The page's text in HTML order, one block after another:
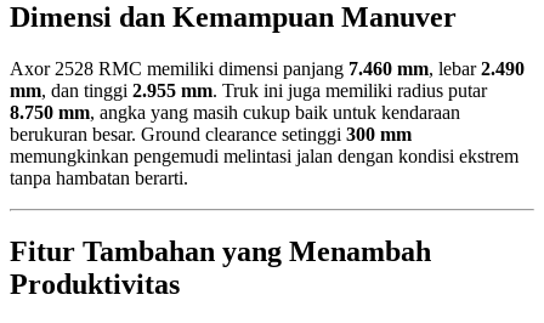
Dimensi dan Kemampuan Manuver
Axor 2528 RMC memiliki dimensi panjang 7.460 mm, lebar2.490
mm, dan tinggi 2.955 mm. Truk ini juga memiliki radius putar
8.750 mm, angka yang masih cukup baik untuk kendaraan
berukuran besar. Ground clearance setinggi 300 mm
memungkinkan pengemudi melintasi jalan dengan kondisi ekstrem
tanpa hambatan berarti.
Fitur Tambahan yang Menambah
Produktivitas